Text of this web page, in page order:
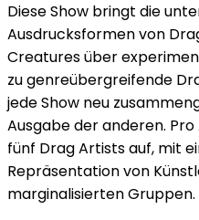
Diese Show bringt die
Ausdrucksformen von
Creatures über
zu genreübergreifende
jede Show neu
Ausgabe der anderen.
fünf Drag Artists auf, mit
Repräsentation von
marginalisierten Gruppen.